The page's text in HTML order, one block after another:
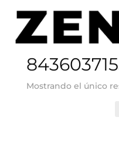
Inicio / EAN del
Mostrando el único